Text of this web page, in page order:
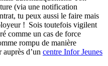
(via une notification
tu peux aussi le faire mais
! Sois toutefois vigilent
comme un cas de force
rompu de manière
d’un centre Infor Jeunes